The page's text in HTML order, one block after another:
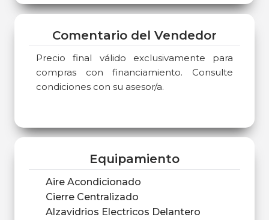
Comentario del Vendedor
Precio final válido exclusivamente para
compras con financiamiento. Consulte
condiciones con su asesor/a.
Equipamiento
Aire Acondicionado
Cierre Centralizado
Alzavidrios Electricos Delantero